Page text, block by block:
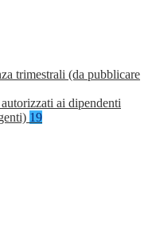
trimestrali (da pubblicare
ai dipendenti
19